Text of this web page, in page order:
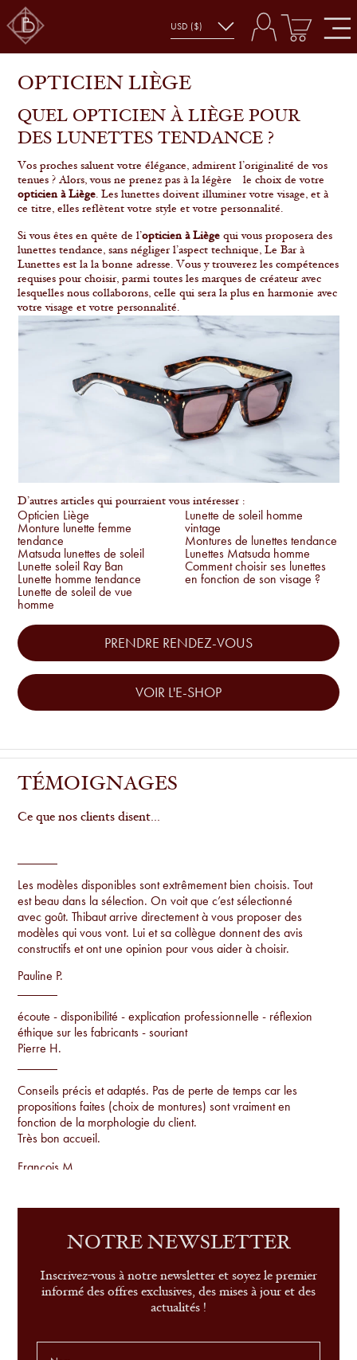
OPTICIEN LIÈGE
QUEL OPTICIEN À LIÈGE POUR
DES LUNETTES TENDANCE ?
Vos proches saluent votre élégance, admirent l’originalité de vos
tenues ? Alors, vous ne prenez pas à la légère
le choix de votre
opticien à Liège. Les lunettes doivent illuminer votre visage, et à
ce titre, elles reflètent votre style et votre personnalité.
Si vous êtes en quête de l’opticien à Liègequi vous proposera des
lunettes tendance, sans négliger l’aspect technique, Le Bar à
Lunettes est la la bonne adresse. Vous y trouverez les compétences
requises pour choisir, parmi toutes les marques de créateur avec
lesquelles nous collaborons, celle qui sera la plus en harmonie avec
votre visage et votre personnalité.
D’autres articles qui pourraient vous intéresser :
Opticien Liège
Monture lunette femme
tendance
Matsuda lunettes de soleil
Lunette soleil Ray Ban
Lunette homme tendance
Lunette de soleil de vue
homme
Lunette de soleil homme
vintage
Montures de lunettes tendance
Lunettes Matsuda homme
Comment choisir ses lunettes
en fonction de son visage ?
PRENDRE RENDEZ-VOUS
VOIR L'E-SHOP
TÉMOIGNAGES
Ce que nos clients disent...
Les modèles disponibles sont extrêmement bien choisis. Tout
est beau dans la sélection. On voit que c’est sélectionné
avec goût. Thibaut arrive directement à vous proposer des
modèles qui vous vont. Lui et sa collègue donnent des avis
constructifs et ont une opinion pour vous aider à choisir.
Pauline P.
écoute - disponibilité - explication professionnelle - réflexion
éthique sur les fabricants - souriant
Pierre H.
Conseils précis et adaptés. Pas de perte de temps car les
propositions faites (choix de montures) sont vraiment en
fonction de la morphologie du client.
Très bon accueil.
Francois M.
Conseils par rapport à la morphologie, proposition de
examen de la vue sur place.
Sandrine G.
le conseil, le service et très belle sélection de modèles
Leonor P.
NOTRE NEWSLETTER
Inscrivez-vous à notre newsletter et soyez le premier
informé des offres exclusives, des mises à jour et des
actualités !